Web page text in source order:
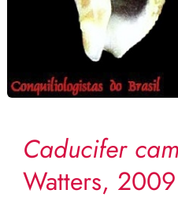
Caducifer
Watters, 2009